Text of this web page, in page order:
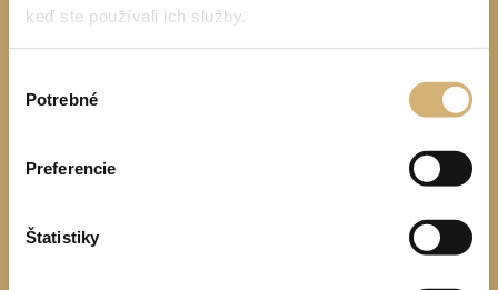
keď ste používali ich služby.
súhlasu
Potrebné
Preferencie
Štatistiky
Filter vozidiel
©2026Euromotor s.r.o. Všetky práva vyhradené |
Ochrana